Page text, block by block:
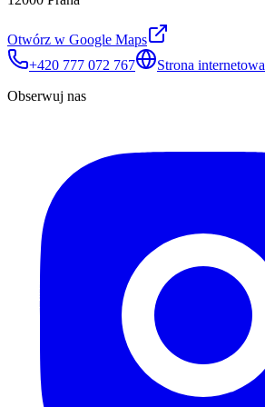
Otwórz w Google Maps
+420 777 072 767
Strona internetowa
Obserwuj nas